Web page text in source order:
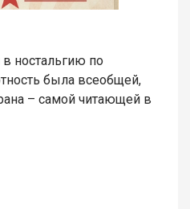
ностальгию по
была всеобщей,
– самой читающей в